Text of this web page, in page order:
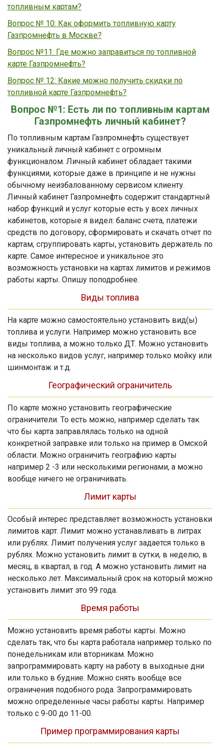
топливным картам?
Вопрос № 10: Как оформить топливную карту
Газпромнефть в Москве?
Вопрос №11: Где можно заправиться по топливной
карте Газпромнефть?
Вопрос № 12: Какие можно получить скидки по
топливной карте Газпромнефть?
Вопрос №1: Есть ли по топливным картам
Газпромнефть личный кабинет?
По топливным картам Газпромнефть существует
уникальный личный кабинет с огромным
функционалом. Личный кабинет обладает такими
функциями, которые даже в принципе и не нужны
обычному неизбалованному сервисом клиенту.
Личный кабинет Газпромнефть содержит стандартный
набор функций и услуг которые есть у всех личных
кабинетов, которые я видел: баланс счета, платежи
средств по договору, сформировать и скачать отчет по
картам, сгруппировать карты, установить держатель по
карте. Самое интересное и уникальное это
возможность установки на картах лимитов и режимов
работы карты. Опишу поподробнее.
Виды топлива
На карте можно самостоятельно установить вид(ы)
топлива и услуги. Например можно установить все
виды топлива, а можно только ДТ. Можно установить
на несколько видов услуг, например только мойку или
шинмонтаж и т.д.
Географический ограничитель
По карте можно установить географические
ограничители. То есть можно, например сделать так
что бы карта заправлялась только на одной
конкретной заправке или только на пример в Омской
области. Можно ограничить географию карты
например 2 -3 или несколькими регионами, а можно
вообще ничего не ограничивать.
Лимит карты
Особый интерес представляет возможность установки
лимитов карт. Лимит можно устанавливать в литрах
или рублях. Лимит получения услуг задается только в
рублях. Можно установить лимит в сутки, в неделю, в
месяц, в квартал, в год. А можно установить лимит на
несколько лет. Максимальный срок на который можно
установить лимит это 99 года.
Время работы
Можно установить время работы карты. Можно
сделать так, что бы карта работала например только по
понедельникам или вторникам. Можно
запрограммировать карту на работу в выходные дни
или только в будние. Можно снять вообще все
ограничения подобного рода. Запрограммировать
можно определенные часы работы карты. Например
только с 9-00 до 11-00.
Пример программирования карты